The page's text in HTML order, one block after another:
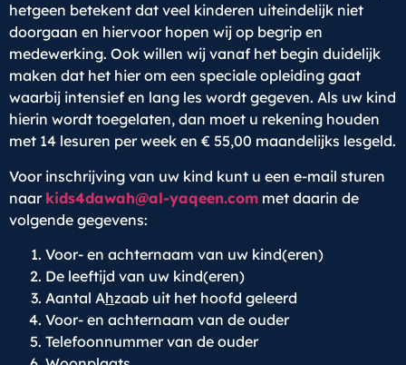
hetgeen betekent dat veel kinderen uiteindelijk niet
doorgaan en hiervoor hopen wij op begrip en
medewerking. Ook willen wij vanaf het begin duidelijk
maken dat het hier om een speciale opleiding gaat
waarbij intensief en lang les wordt gegeven. Als uw kind
hierin wordt toegelaten, dan moet u rekening houden
met 14 lesuren per week en € 55,00 maandelijks lesgeld.
Voor inschrijving van uw kind kunt u een e-mail sturen
naar kids4dawah@al-yaqeen.com met daarin de
volgende gegevens:
Voor- en achternaam van uw kind(eren)
De leeftijd van uw kind(eren)
Aantal Ahzaab uit het hoofd geleerd
Voor- en achternaam van de ouder
Telefoonnummer van de ouder